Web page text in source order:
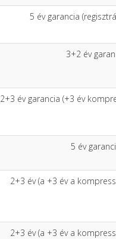
5 év garancia
3+2 év
2+3 év garancia (+3 év
5 év
2+3 év (a +3 év a
2+3 év (a +3 év a